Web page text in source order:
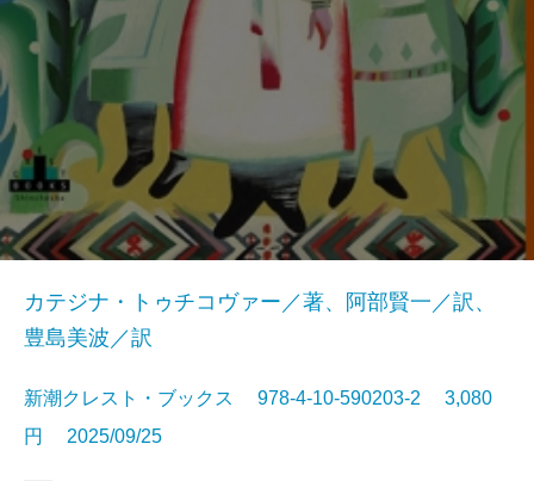
カテジナ・トゥチコヴァー／著、阿部賢一／訳、
豊島美波／訳
新潮クレスト・ブックス 978-4-10-590203-2 3,080
円 2025/09/25